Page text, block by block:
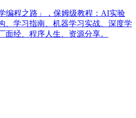
编程之路」，保姆级教程：AI实验
、学习指南、机器学习实战、深度学
面经、程序人生、资源分享。